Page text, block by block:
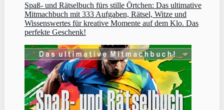
Spaß- und Rätselbuch fürs stille Örtchen: Das ultimative
Mitmachbuch mit 333 Aufgaben, Rätsel, Witze und
Wissenswertes für kreative Momente auf dem Klo. Das
perfekte Geschenk!